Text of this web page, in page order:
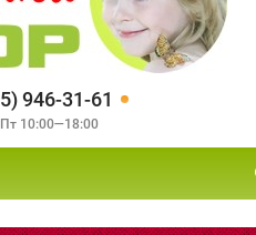
946-31-61
10:00—18:00